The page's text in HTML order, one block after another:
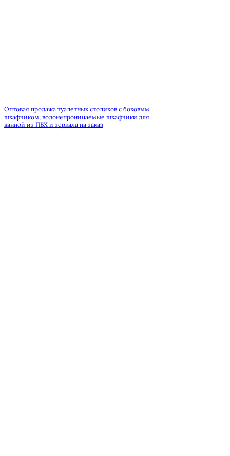
Оптовая продажа туалетных столиков с боковым
шкафчиком, водонепроницаемые шкафчики для
ванной из ПВХ и зеркала на заказ